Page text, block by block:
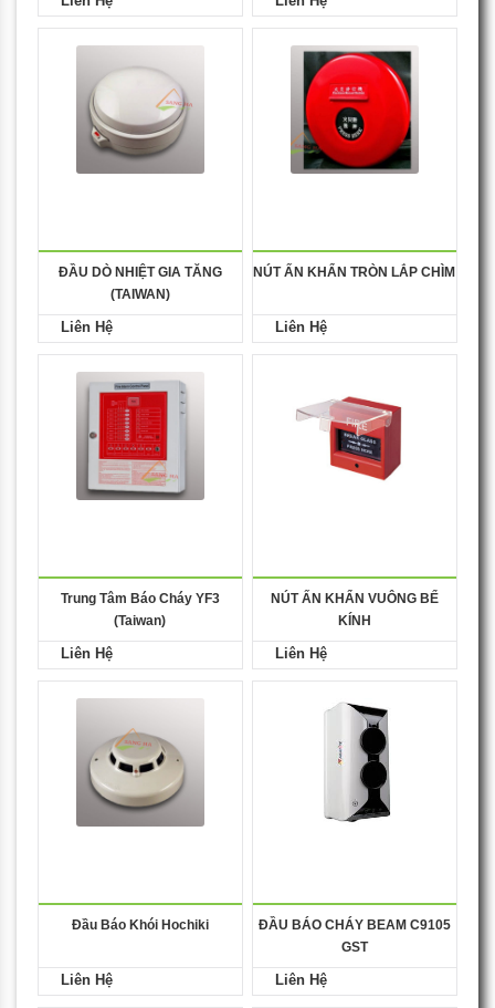
ĐẦU DÒ NHIỆT GIA TĂNG
(TAIWAN)
Liên Hệ
NÚT ẤN KHẨN TRÒN LẮP CHÌM
Liên Hệ
Trung Tâm Báo Cháy YF3
(Taiwan)
Liên Hệ
NÚT ẤN KHẨN VUÔNG BỂ
KÍNH
Liên Hệ
Đầu Báo Khói Hochiki
Liên Hệ
ĐẦU BÁO CHÁY BEAM C9105
GST
Liên Hệ